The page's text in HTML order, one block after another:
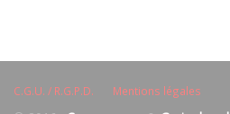
C.G.U. / R.G.P.D. Mentions légales